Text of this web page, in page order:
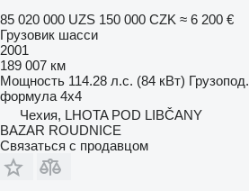
85 020 000 UZS 150 000 CZK ≈ 6 200 €
Грузовик шасси
2001
189 007 км
Мощность 114.28 л.с. (84 кВт) Грузопод.
формула 4x4
Чехия, LHOTA POD LIBČANY
BAZAR ROUDNICE
Связаться с продавцом